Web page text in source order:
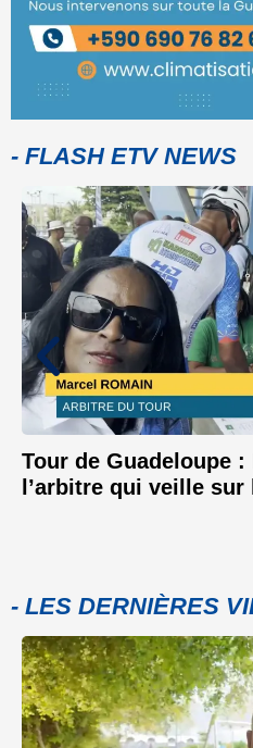
- FLASH ETV NEWS
Tour de Guadeloupe
l’arbitre qui veille
- LES DERNIÈRES